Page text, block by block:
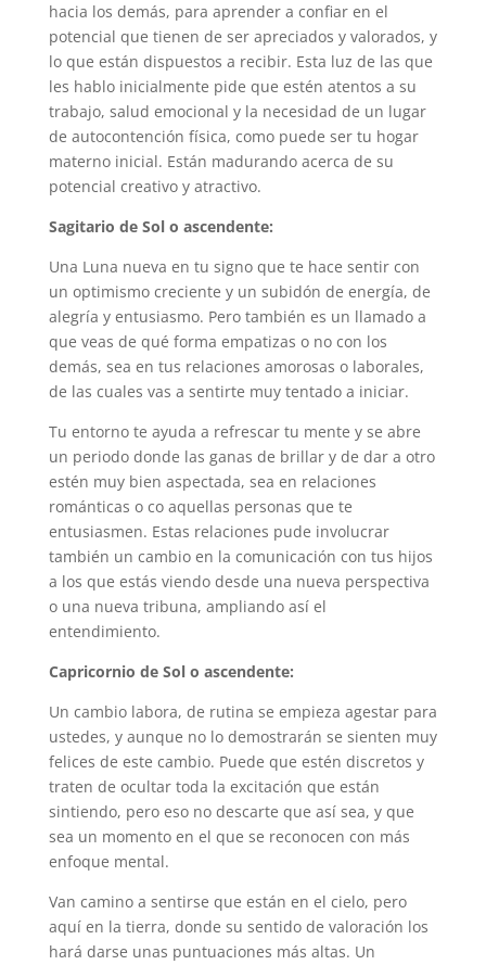
hacia los demás, para aprender a confiar en el
potencial que tienen de ser apreciados y valorados, y
lo que están dispuestos a recibir. Esta luz de las que
les hablo inicialmente pide que estén atentos a su
trabajo, salud emocional y la necesidad de un lugar
de autocontención física, como puede ser tu hogar
materno inicial. Están madurando acerca de su
potencial creativo y atractivo.
Sagitario de Sol o ascendente:
Una Luna nueva en tu signo que te hace sentir con
un optimismo creciente y un subidón de energía, de
alegría y entusiasmo. Pero también es un llamado a
que veas de qué forma empatizas o no con los
demás, sea en tus relaciones amorosas o laborales,
de las cuales vas a sentirte muy tentado a iniciar.
Tu entorno te ayuda a refrescar tu mente y se abre
un periodo donde las ganas de brillar y de dar a otro
estén muy bien aspectada, sea en relaciones
románticas o co aquellas personas que te
entusiasmen. Estas relaciones pude involucrar
también un cambio en la comunicación con tus hijos
a los que estás viendo desde una nueva perspectiva
o una nueva tribuna, ampliando así el
entendimiento.
Capricornio de Sol o ascendente:
Un cambio labora, de rutina se empieza agestar para
ustedes, y aunque no lo demostrarán se sienten muy
felices de este cambio. Puede que estén discretos y
traten de ocultar toda la excitación que están
sintiendo, pero eso no descarte que así sea, y que
sea un momento en el que se reconocen con más
enfoque mental.
Van camino a sentirse que están en el cielo, pero
aquí en la tierra, donde su sentido de valoración los
hará darse unas puntuaciones más altas. Un